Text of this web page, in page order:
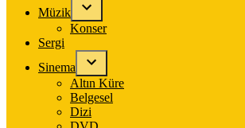
Müzik
Konser
Sergi
Sinema
Altın Küre
Belgesel
Dizi